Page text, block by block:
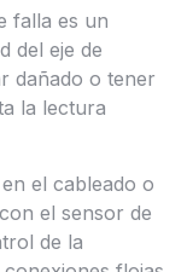
falla es un
del eje de
dañado o tener
la lectura
el cableado o
el sensor de
de la